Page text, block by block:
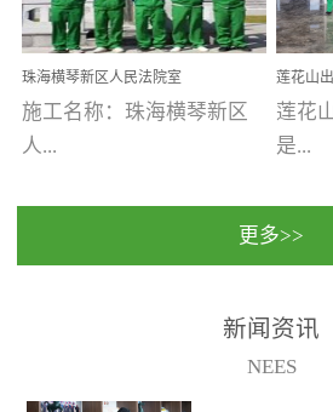
人人
她将
将会
优吸
全国
雅致酒店 东莞美豪雅
致酒店是为中高端人士...
州南
州)
珠海横琴新区人民法院室
内除甲醛空气治理项目
施工名称：珠海横琴新区
人...
民法院室内除甲醛空气治
保施工日期：2020年1月珠
莲花山
室内除
莲花
是...
国家
（及
更多>>
新闻资讯
NEES